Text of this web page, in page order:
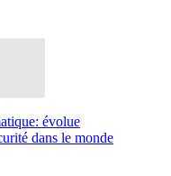
évolue
dans le monde